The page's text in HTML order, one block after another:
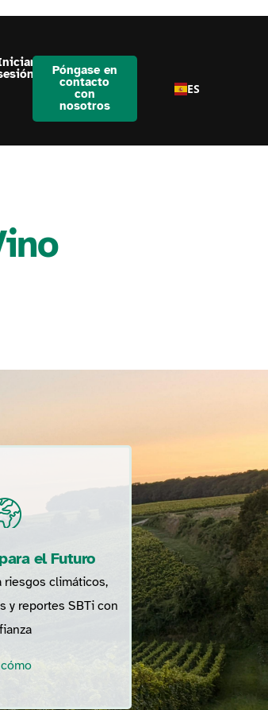
Póngase en
contacto
con
nosotros
ES
el Futuro
riesgos climáticos,
y reportes SBTi con